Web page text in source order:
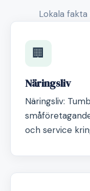
Lokala
🏢
Näringsliv
Näringsliv:
och service